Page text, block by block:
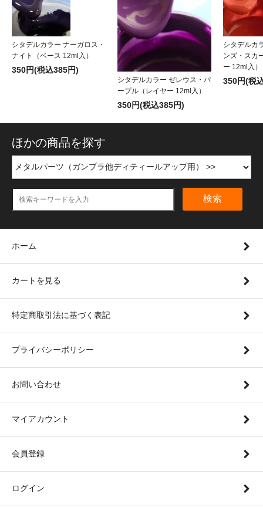
シタデルカラー ナーガロス・
ナイト（ベース 12ml入）
350円(税込385円)
シタデルカラー ゼレウス・パ
ープル（レイヤー 12ml入）
350円(税込385円)
シタデルカ
ンズ・スカ
ー 12ml入）
350円(税
ほかの商品を探す
検索
ホーム
カートを見る
特定商取引法に基づく表記
プライバシーポリシー
お問い合わせ
マイアカウント
会員登録
ログイン